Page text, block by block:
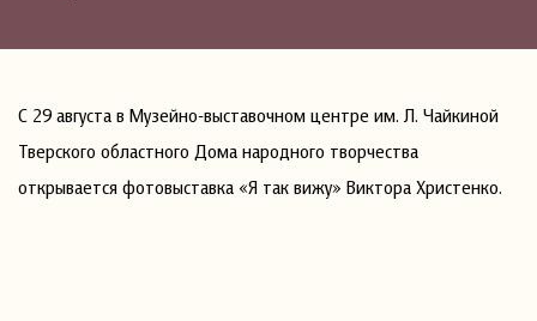
С 29 августа в Музейно-выставочном центре им. Л. Чайкиной
Тверского областного Дома народного творчества
открывается фотовыставка «Я так вижу» Виктора Христенко.